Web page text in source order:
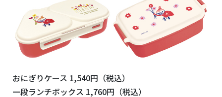
おにぎりケース 1,540円（税込）
一段ランチボックス 1,760円（税込）